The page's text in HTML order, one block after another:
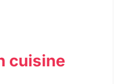
cuisine